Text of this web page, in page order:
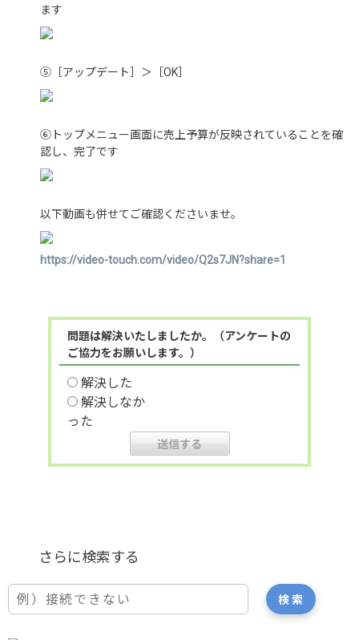
ます
⑤［アップデート］＞［OK］
⑥トップメニュー画面に売上予算が反映されていることを確
認し、完了です
以下動画も併せてご確認くださいませ。
https://video-touch.com/video/Q2s7JN?share=1
問題は解決いたしましたか。（アンケートの
ご協力をお願いします。）
解決した
解決しなか
った